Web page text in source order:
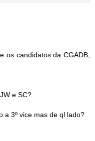
os candidatos da CGADB,
e SC?
a 3º vice mas de ql lado?